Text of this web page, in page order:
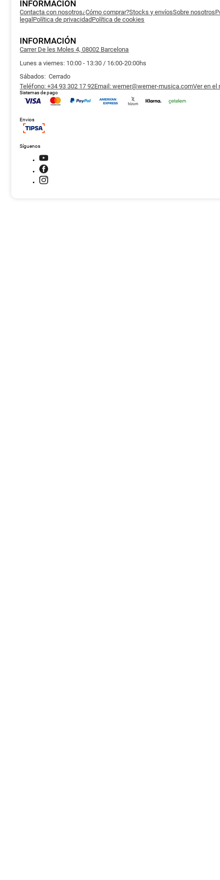
INFORMACIÓN
Contacta con nosotros¿Cómo comprar?Stocks y envíosSobre nosotros
legalPolítica de privacidadPolítica de cookies
INFORMACIÓN
Carrer De les Moles 4, 08002 Barcelona
Lunes a viernes: 10:00 - 13:30 / 16:00-20:00hs
Sábados: Cerrado
Teléfono: +34 93 302 17 92Email: werner@werner-musica.comVer en el
Sistemas de pago
Envios
Síguenos